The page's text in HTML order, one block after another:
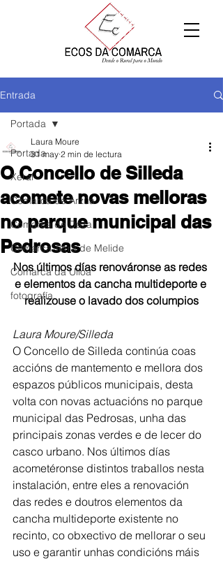
Entrada
Portada
Xeral
Comarca de Arzúa
Comarca de Deza
Comarca Terra de Melide
Comarca da Ulloa
fotografía
Portada
O Concello de Silleda
acomete novas melloras
no parque municipal das
Pedrosas
Laura Moure
31 may 2 min de lectura
Nos últimos días renováronse as redes
e elementos da cancha multideporte e
realizouse o lavado dos columpios
Laura Moure/Silleda
O Concello de Silleda continúa coas
accións de mantemento e mellora dos
espazos públicos municipais, desta
volta con novas actuacións no parque
municipal das Pedrosas, unha das
principais zonas verdes e de lecer do
casco urbano. Nos últimos días
acometéronse distintos traballos nesta
instalación, entre eles a renovación
das redes e doutros elementos da
cancha multideporte existente no
recinto, co obxectivo de mellorar o seu
uso e garantir unhas condicións máis